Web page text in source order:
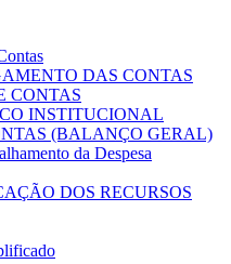
DAS CONTAS
CONTAS
INSTITUCIONAL
(BALANÇO GERAL)
da Despesa
DOS RECURSOS